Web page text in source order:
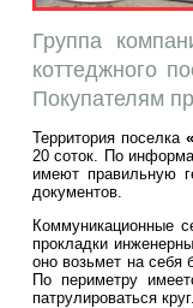
Группа
коттеджного
Покупателям
Территория поселка
20 соток. По
имеют правильную
документов.
Коммуникационные
прокладки
оно возьмет на себя
По периметру
патрулироваться